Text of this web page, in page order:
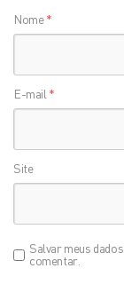
Nome*
E-mail *
Site
Salvar meus
comentar.